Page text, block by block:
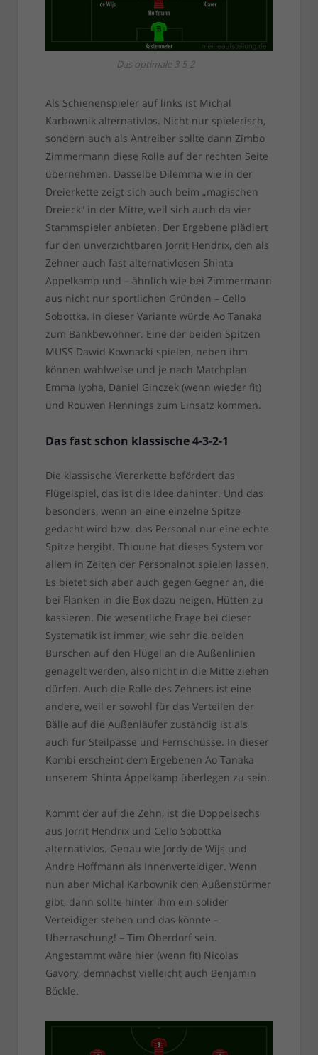
Das optimale 3-5-2
Als Schienenspieler auf links ist Michal
Karbownik alternativlos. Nicht nur spielerisch,
sondern auch als Antreiber sollte dann Zimbo
Zimmermann diese Rolle auf der rechten Seite
übernehmen. Dasselbe Dilemma wie in der
Dreierkette zeigt sich auch beim „magischen
Dreieck“ in der Mitte, weil sich auch da vier
Stammspieler anbieten. Der Ergebene plädiert
für den unverzichtbaren Jorrit Hendrix, den als
Zehner auch fast alternativlosen Shinta
Appelkamp und – ähnlich wie bei Zimmermann
aus nicht nur sportlichen Gründen – Cello
Sobottka. In dieser Variante würde Ao Tanaka
zum Bankbewohner. Eine der beiden Spitzen
MUSS Dawid Kownacki spielen, neben ihm
können wahlweise und je nach Matchplan
Emma Iyoha, Daniel Ginczek (wenn wieder fit)
und Rouwen Hennings zum Einsatz kommen.
Das fast schon klassische 4-3-2-1
Die klassische Viererkette befördert das
Flügelspiel, das ist die Idee dahinter. Und das
besonders, wenn an eine einzelne Spitze
gedacht wird bzw. das Personal nur eine echte
Spitze hergibt. Thioune hat dieses System vor
allem in Zeiten der Personalnot spielen lassen.
Es bietet sich aber auch gegen Gegner an, die
bei Flanken in die Box dazu neigen, Hütten zu
kassieren. Die wesentliche Frage bei dieser
Systematik ist immer, wie sehr die beiden
Burschen auf den Flügel an die Außenlinien
genagelt werden, also nicht in die Mitte ziehen
dürfen. Auch die Rolle des Zehners ist eine
andere, weil er sowohl für das Verteilen der
Bälle auf die Außenläufer zuständig ist als
auch für Steilpässe und Fernschüsse. In dieser
Kombi erscheint dem Ergebenen Ao Tanaka
unserem Shinta Appelkamp überlegen zu sein.
Kommt der auf die Zehn, ist die Doppelsechs
aus Jorrit Hendrix und Cello Sobottka
alternativlos. Genau wie Jordy de Wijs und
Andre Hoffmann als Innenverteidiger. Wenn
nun aber Michal Karbownik den Außenstürmer
gibt, dann sollte hinter ihm ein solider
Verteidiger stehen und das könnte –
Überraschung! – Tim Oberdorf sein.
Angestammt wäre hier (wenn fit) Nicolas
Gavory, demnächst vielleicht auch Benjamin
Böckle.